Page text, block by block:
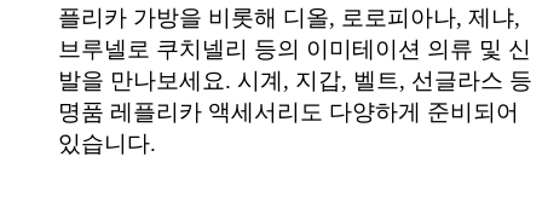
플리카 가방을 비롯해 디올, 로로피아나, 제냐,
브루넬로 쿠치넬리 등의 이미테이션 의류 및 신
발을 만나보세요. 시계, 지갑, 벨트, 선글라스 등
명품 레플리카 액세서리도 다양하게 준비되어
있습니다.